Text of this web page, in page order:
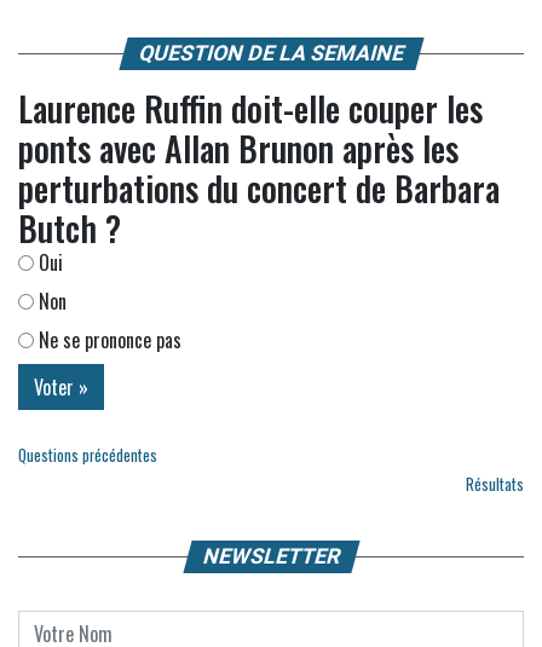
QUESTION DE LA SEMAINE
Laurence Ruffin doit-elle couper les
ponts avec Allan Brunon après les
perturbations du concert de Barbara
Butch ?
Oui
Non
Ne se prononce pas
Questions précédentes
Résultats
NEWSLETTER